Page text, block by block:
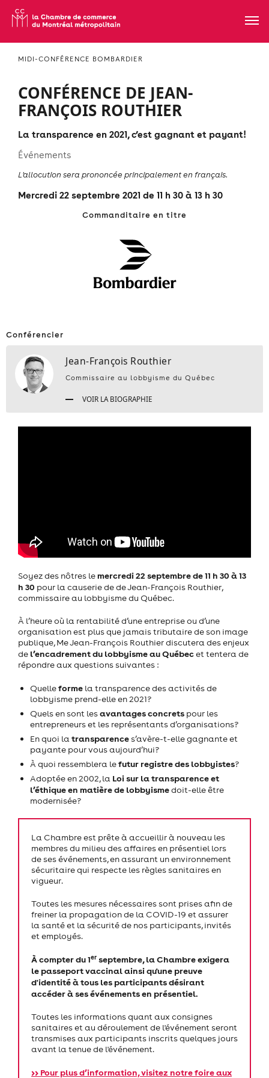
MIDI-CONFÉRENCE BOMBARDIER
CONFÉRENCE DE JEAN-
FRANÇOIS ROUTHIER
La transparence en 2021, c’est gagnant et payant!
Événements
L'allocution sera prononcée principalement en français.
Mercredi 22 septembre 2021 de 11 h 30 à 13 h 30
Commanditaire en titre
Conférencier
Jean-François Routhier
Commissaire au lobbyisme du Québec
VOIR LA BIOGRAPHIE
Soyez des nôtres lemercredi 22 septembre de 11 h 30 à 13
h 30 pour la causerie de de Jean-François Routhier,
commissaire au lobbyisme du Québec.
À l’heure où la rentabilité d’une entreprise ou d’une
organisation est plus que jamais tributaire de son image
publique, Me Jean-François Routhier discutera des enjeux
de l’encadrement du lobbyisme au Québecet tentera de
répondre aux questions suivantes :
Quelleforme la transparence des activités de
lobbyisme prend-elle en 2021?
Quels en sont lesavantages concrets pour les
entrepreneurs et les représentants d’organisations?
En quoi latransparences’avère-t-elle gagnante et
payante pour vous aujourd’hui?
À quoi ressemblera lefutur registre des lobbyistes?
Adoptée en 2002, la Loi sur la transparence et
l’éthique en matière de lobbyismedoit-elle être
modernisée?
La Chambre est prête à accueillir à nouveau les
membres du milieu des affaires en présentiel lors
de ses événements, en assurant un environnement
sécuritaire qui respecte les règles sanitaires en
vigueur.
Toutes les mesures nécessaires sont prises afin de
freiner la propagation de la COVID-19 et assurer
la santé et la sécurité de nos participants, invités
et employés.
À compter du 1er septembre, la Chambre exigera
le passeport vaccinal ainsi qu'une preuve
d'identité à tous les participants désirant
accéder à ses événements en présentiel.
Toutes les informations quant aux consignes
sanitaires et au déroulement de l'événement seront
transmises aux participants inscrits quelques jours
avant la tenue de l'événement.
>> Pour plus d’information, visitez notre foire aux